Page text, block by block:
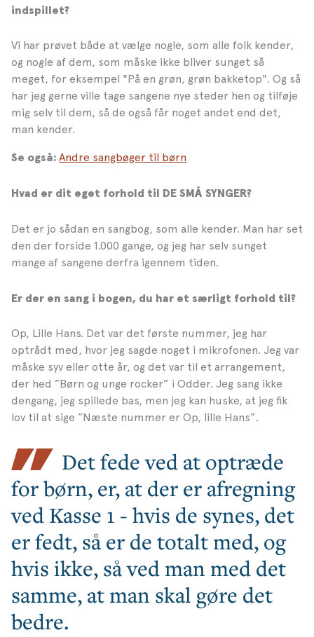
indspillet?
Vi har prøvet både at vælge nogle, som alle folk kender,
og nogle af dem, som måske ikke bliver sunget så
meget, for eksempel "På en grøn, grøn bakketop". Og så
har jeg gerne ville tage sangene nye steder hen og tilføje
mig selv til dem, så de også får noget andet end det,
man kender.
Se også: Andre sangbøger til børn
Hvad er dit eget forhold til DE SMÅ SYNGER?
Det er jo sådan en sangbog, som alle kender. Man har set
den der forside 1.000 gange, og jeg har selv sunget
mange af sangene derfra igennem tiden.
Er der en sang i bogen, du har et særligt forhold til?
Op, Lille Hans. Det var det første nummer, jeg har
optrådt med, hvor jeg sagde noget i mikrofonen. Jeg var
måske syv eller otte år, og det var til et arrangement,
der hed ”Børn og unge rocker” i Odder. Jeg sang ikke
dengang, jeg spillede bas, men jeg kan huske, at jeg fik
lov til at sige ”Næste nummer er Op, lille Hans”.
Det fede ved at optræde
for børn, er, at der er afregning
ved Kasse 1 - hvis de synes, det
er fedt, så er de totalt med, og
hvis ikke, så ved man med det
samme, at man skal gøre det
bedre.